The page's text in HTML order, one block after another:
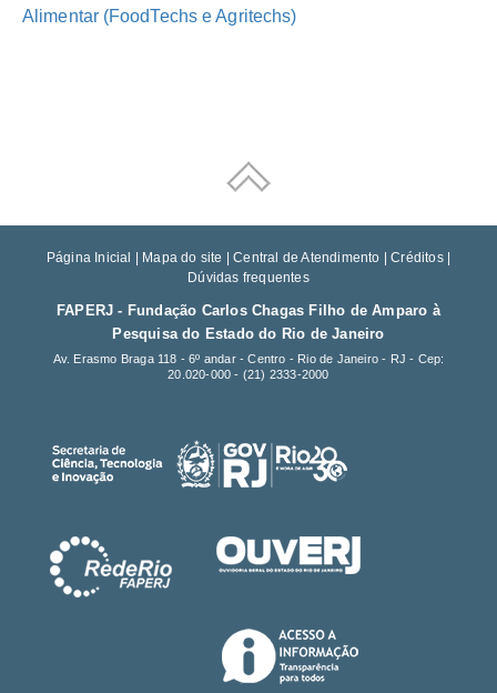
Alimentar (FoodTechs e Agritechs)
Página Inicial Mapa do site |Central de Atendimento |Créditos|
Dúvidas frequentes
FAPERJ - Fundação Carlos Chagas Filho de Amparo à
Pesquisa do Estado do Rio de Janeiro
Av. Erasmo Braga 118 - 6º andar - Centro - Rio de Janeiro - RJ - Cep:
20.020-000 - (21) 2333-2000